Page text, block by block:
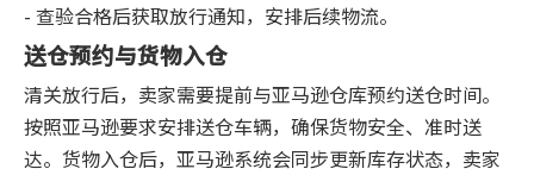
- 查验合格后获取放行通知，安排后续物流。
送仓预约与货物入仓
清关放行后，卖家需要提前与亚马逊仓库预约送仓时间。
按照亚马逊要求安排送仓车辆，确保货物安全、准时送
达。货物入仓后，亚马逊系统会同步更新库存状态，卖家